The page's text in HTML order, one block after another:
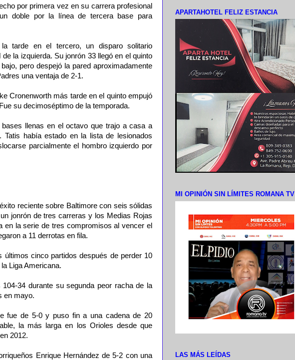
por primera vez en su carrera profesional
doble por la línea de tercera base para
tarde en el tercero, un disparo solitario
la izquierda. Su jonrón 33 llegó en el quinto
pero despejó la pared aproximadamente
una ventaja de 2-1.
Cronenworth más tarde en el quinto empujó
su decimoséptimo de la temporada.
llenas en el octavo que trajo a casa a
Tatis había estado en la lista de lesionados
parcialmente el hombro izquierdo por
reciente sobre Baltimore con seis sólidas
jonrón de tres carreras y los Medias Rojas
en la serie de tres compromisos al vencer el
a 11 derrotas en fila.
últimos cinco partidos después de perder 10
Liga Americana.
34 durante su segunda peor racha de la
en mayo.
fue de 5-0 y puso fin a una cadena de 20
la más larga en los Orioles desde que
2012.
Enrique Hernández de 5-2 con una
APARTAHOTEL FELIZ ESTANCIA
MI OPINIÓN SIN LÍMITES ROMANA TV
LAS MÁS LEÍDAS